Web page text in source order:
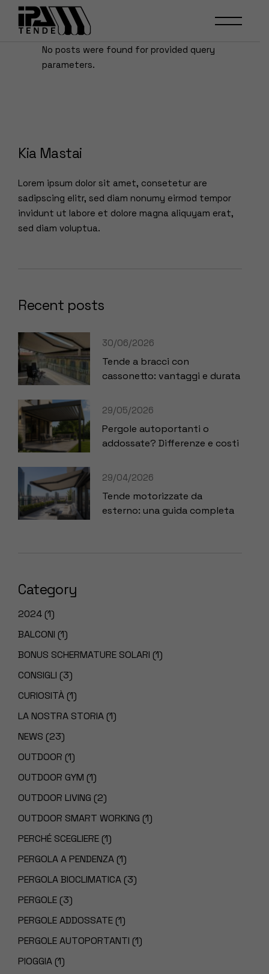
No posts were found for provided query
parameters.
Kia Mastai
Lorem ipsum dolor sit amet, consetetur are
sadipscing elitr, sed diam nonumy eirmod tempor
invidunt ut labore et dolore magna aliquyam erat,
sed diam voluptua.
Recent posts
30/06/2026
Tende a bracci con
cassonetto: vantaggi e durata
29/05/2026
Pergole autoportanti o
addossate? Differenze e costi
29/04/2026
Tende motorizzate da
esterno: una guida completa
Category
2024 (1)
BALCONI (1)
BONUS SCHERMATURE SOLARI (1)
CONSIGLI (3)
CURIOSITÀ (1)
LA NOSTRA STORIA (1)
NEWS (23)
OUTDOOR (1)
OUTDOOR GYM (1)
OUTDOOR LIVING (2)
OUTDOOR SMART WORKING (1)
PERCHÉ SCEGLIERE (1)
PERGOLA A PENDENZA (1)
PERGOLA BIOCLIMATICA (3)
PERGOLE (3)
PERGOLE ADDOSSATE (1)
PERGOLE AUTOPORTANTI (1)
PIOGGIA (1)